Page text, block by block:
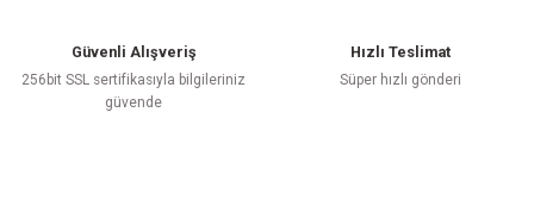
Güvenli Alışveriş
256bit SSL sertifikasıyla bilgileriniz
güvende
Hızlı Teslimat
Süper hızlı gönderi